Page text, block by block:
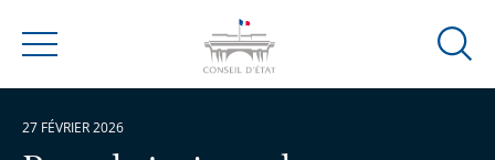
Menu
Ouvrir
27 FÉVRIER 2026